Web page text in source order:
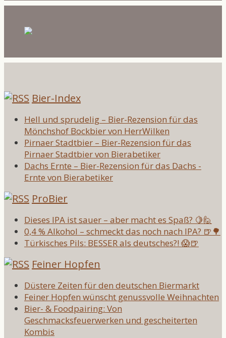
Bier-Index
Hell und sprudelig – Bier-Rezension für das
Mönchshof Bockbier von HerrWilken
Pirnaer Stadtbier – Bier-Rezension für das
Pirnaer Stadtbier von Bierabetiker
Dachs Ernte – Bier-Rezension für das Dachs -
Ernte von Bierabetiker
ProBier
Dieses IPA ist sauer – aber macht es Spaß? 🍋🙋
0,4 % Alkohol – schmeckt das noch nach IPA? 🍺🌳
Türkisches Pils: BESSER als deutsches?! 😱🍺
Feiner Hopfen
Düstere Zeiten für den deutschen Biermarkt
Feiner Hopfen wünscht genussvolle Weihnachten
Bier- & Foodpairing: Von
Geschmacksfeuerwerken und gescheiterten
Kombis